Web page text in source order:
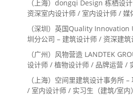
（上海）dongqi Design 栋栖设
资深室内设计师 / 室内设计师 / 媒
系主管 / 设计实习生（常年招聘）
（深圳）英国Quality Innovation
圳分公司 – 建筑设计师 / 资深建筑
内设计师 / 设计实习生
（广州）风物营造 LANDTEK
设计师 / 植物设计师 / 品牌运营 /
（上海）空间里建筑设计事务所
/ 室内设计师 / 实习生（建筑/室内）